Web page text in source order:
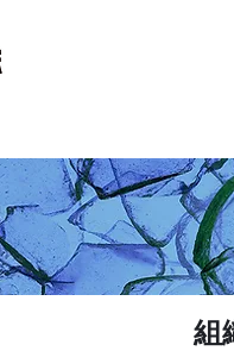
O r g a n i z
組